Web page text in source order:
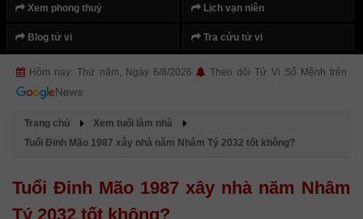
Xem phong thuỷ Lịch vạn niên
Blog tử vi Tra cứu tử vi
Hôm nay: Thứ năm, Ngày 6/8/2026 Theo dõi Tử Vi Số Mệnh trên
Trang chủ
Xem tuổi làm nhà
Tuổi Đinh Mão 1987 xây nhà năm Nhâm Tý 2032 tốt không?
Tuổi Đinh Mão 1987 xây nhà năm Nhâm
Tý 2032 tốt không?